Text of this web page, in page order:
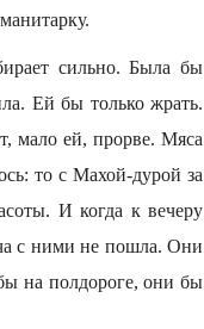
сильно. Была бы
Ей бы только жрать.
мало ей, прорве. Мяса
то с Махой-дурой за
И когда к вечеру
с ними не пошла. Они
на полдороге, они бы